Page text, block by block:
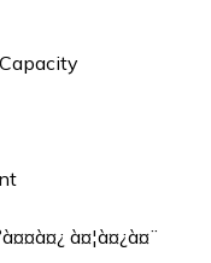
à¤¦à¤¿à¤¨